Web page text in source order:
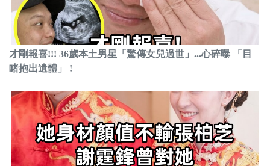
才剛報喜!!! 36歲本土男星「驚傳女兒過世」...心碎曝 「目
睹抱出遺體」 !